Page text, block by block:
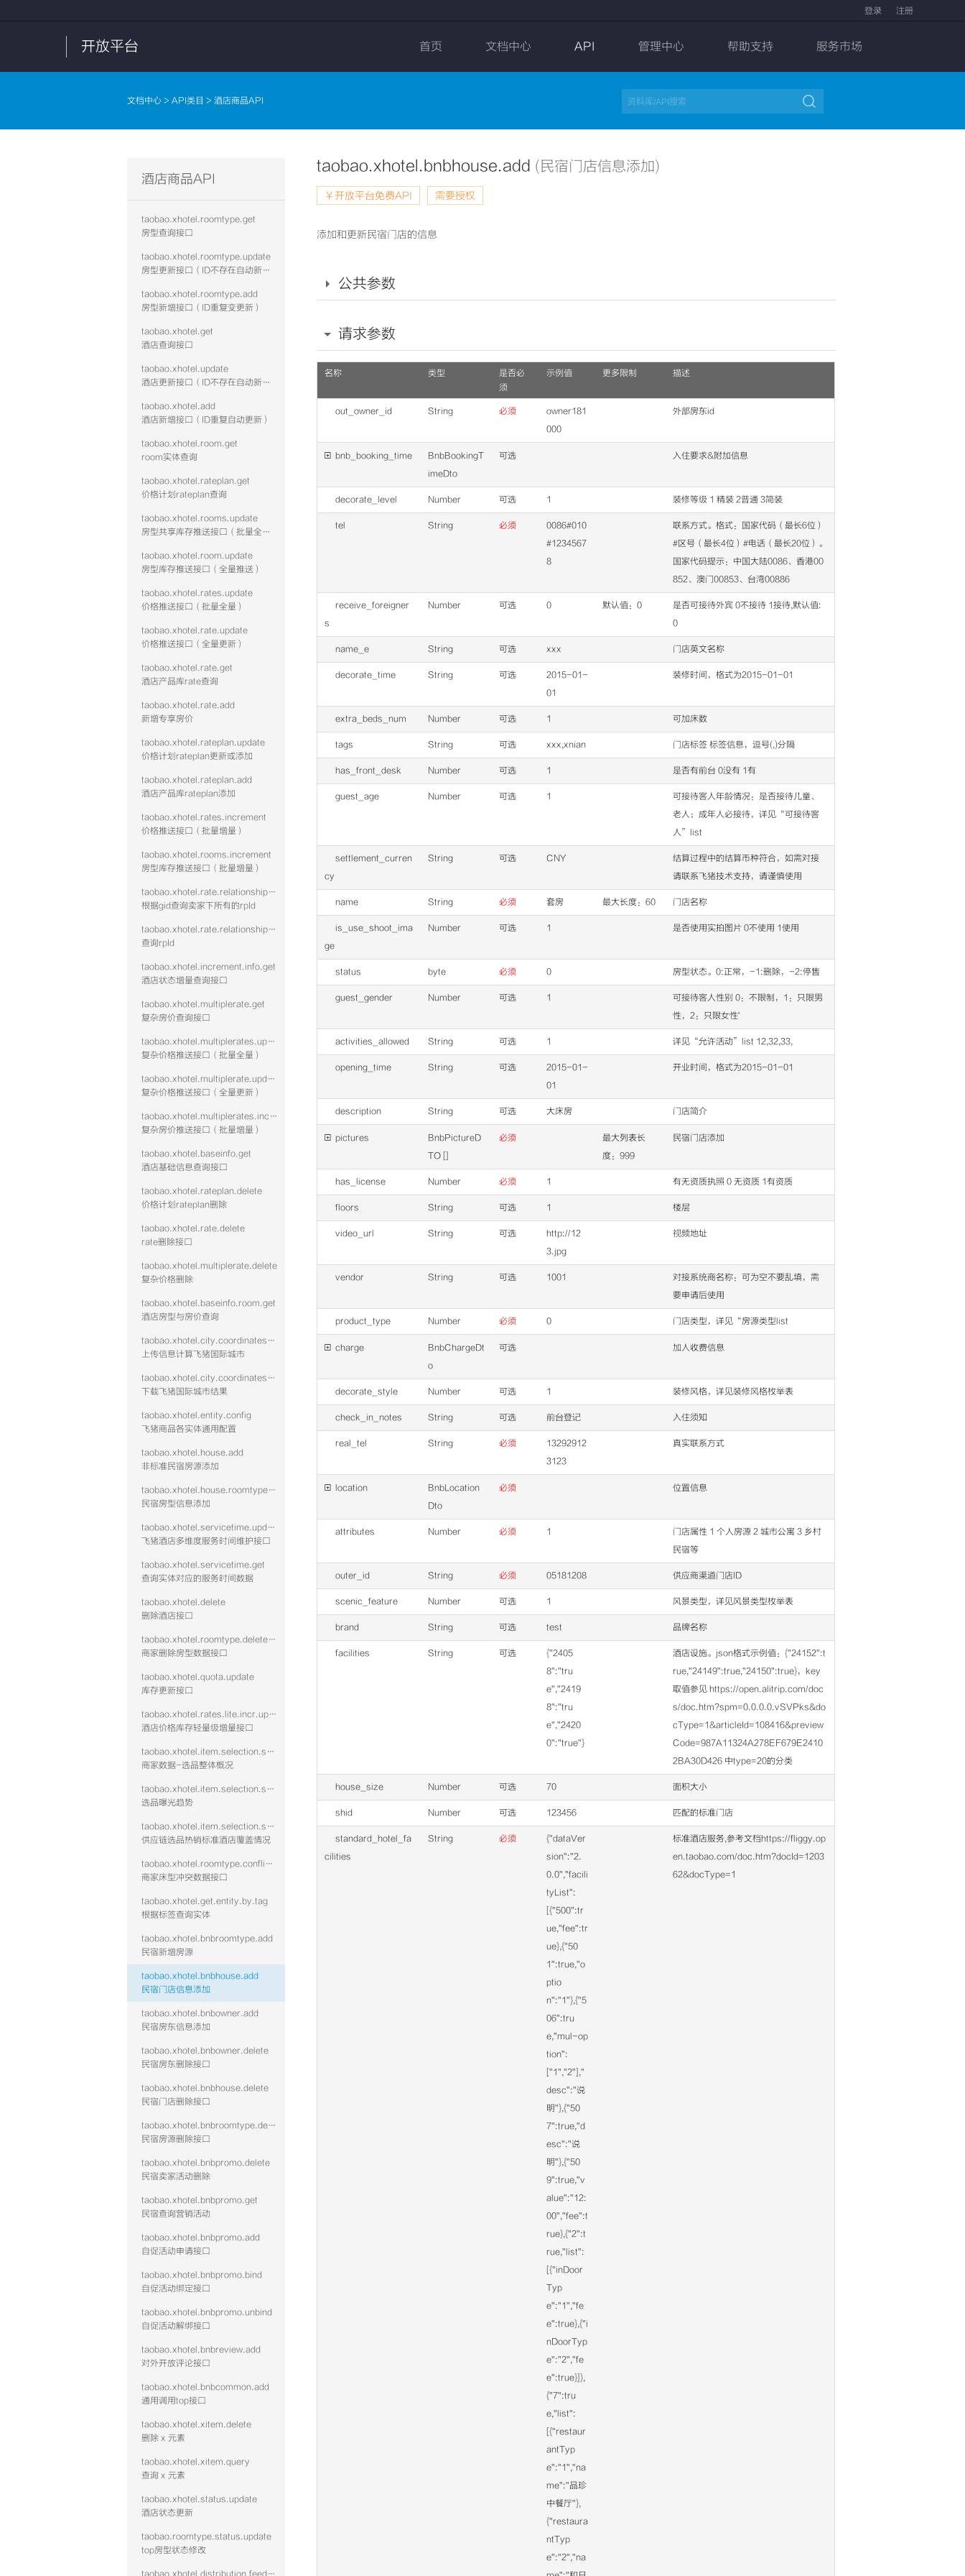
登录 注册
开放平台 首页 文档中心 API 管理中心 帮助支持 服务市场
文档中心 > API类目 > 酒店商品API 
酒店商品API
taobao.xhotel.roomtype.get
房型查询接口
taobao.xhotel.roomtype.update
房型更新接口（ID不存在自动新增）
taobao.xhotel.roomtype.add
房型新增接口（ID重复变更新）
taobao.xhotel.get
酒店查询接口
taobao.xhotel.update
酒店更新接口（ID不存在自动新增）
taobao.xhotel.add
酒店新增接口（ID重复自动更新）
taobao.xhotel.room.get
room实体查询
taobao.xhotel.rateplan.get
价格计划rateplan查询
taobao.xhotel.rooms.update
房型共享库存推送接口（批量全量）
taobao.xhotel.room.update
房型库存推送接口（全量推送）
taobao.xhotel.rates.update
价格推送接口（批量全量）
taobao.xhotel.rate.update
价格推送接口（全量更新）
taobao.xhotel.rate.get
酒店产品库rate查询
taobao.xhotel.rate.add
新增专享房价
taobao.xhotel.rateplan.update
价格计划rateplan更新或添加
taobao.xhotel.rateplan.add
酒店产品库rateplan添加
taobao.xhotel.rates.increment
价格推送接口（批量增量）
taobao.xhotel.rooms.increment
房型库存推送接口（批量增量）
taobao.xhotel.rate.relationshipwithrp.get
根据gid查询卖家下所有的rpId
taobao.xhotel.rate.relationshipwithroom.get
查询rpId
taobao.xhotel.increment.info.get
酒店状态增量查询接口
taobao.xhotel.multiplerate.get
复杂房价查询接口
taobao.xhotel.multiplerates.update
复杂价格推送接口（批量全量）
taobao.xhotel.multiplerate.update
复杂价格推送接口（全量更新）
taobao.xhotel.multiplerates.increment
复杂房价推送接口（批量增量）
taobao.xhotel.baseinfo.get
酒店基础信息查询接口
taobao.xhotel.rateplan.delete
价格计划rateplan删除
taobao.xhotel.rate.delete
rate删除接口
taobao.xhotel.multiplerate.delete
复杂价格删除
taobao.xhotel.baseinfo.room.get
酒店房型与房价查询
taobao.xhotel.city.coordinates.batch.upload
上传信息计算飞猪国际城市
taobao.xhotel.city.coordinates.batch.download
下载飞猪国际城市结果
taobao.xhotel.entity.config
飞猪商品各实体通用配置
taobao.xhotel.house.add
非标准民宿房源添加
taobao.xhotel.house.roomtype.add
民宿房型信息添加
taobao.xhotel.servicetime.update
飞猪酒店多维度服务时间维护接口
taobao.xhotel.servicetime.get
查询实体对应的服务时间数据
taobao.xhotel.delete
删除酒店接口
taobao.xhotel.roomtype.delete.public
商家删除房型数据接口
taobao.xhotel.quota.update
库存更新接口
taobao.xhotel.rates.lite.incr.update
酒店价格库存轻量级增量接口
taobao.xhotel.item.selection.seller.stat.summary
商家数据-选品整体概况
taobao.xhotel.item.selection.seller.stat.exposure
选品曝光趋势
taobao.xhotel.item.selection.seller.stat.hotshid
供应链选品热销标准酒店覆盖情况
taobao.xhotel.roomtype.conflict.data
商家床型冲突数据接口
taobao.xhotel.get.entity.by.tag
根据标签查询实体
taobao.xhotel.bnbroomtype.add
民宿新增房源
taobao.xhotel.bnbhouse.add
民宿门店信息添加
taobao.xhotel.bnbowner.add
民宿房东信息添加
taobao.xhotel.bnbowner.delete
民宿房东删除接口
taobao.xhotel.bnbhouse.delete
民宿门店删除接口
taobao.xhotel.bnbroomtype.delete
民宿房源删除接口
taobao.xhotel.bnbpromo.delete
民宿卖家活动删除
taobao.xhotel.bnbpromo.get
民宿查询营销活动
taobao.xhotel.bnbpromo.add
自促活动申请接口
taobao.xhotel.bnbpromo.bind
自促活动绑定接口
taobao.xhotel.bnbpromo.unbind
自促活动解绑接口
taobao.xhotel.bnbreview.add
对外开放评论接口
taobao.xhotel.bnbcommon.add
通用调用top接口
taobao.xhotel.xitem.delete
删除 x 元素
taobao.xhotel.xitem.query
查询 x 元素
taobao.xhotel.status.update
酒店状态更新
taobao.roomtype.status.update
top房型状态修改
taobao.xhotel.distribution.feed.hotel.query
taobao.xhotel.bnbhouse.add (民宿门店信息添加)
￥开放平台免费API 需要授权
添加和更新民宿门店的信息
公共参数
请求参数
名称 类型
是否必
须
示例值 更多限制 描述
out_owner_id String 必须
owner181
000
外部房东id
 bnb_booking_time
BnbBookingT
imeDto
可选 入住要求&附加信息
decorate_level Number 可选 1 装修等级 1 精装 2普通 3简装
tel String 必须
0086#010
#1234567
8
联系方式。格式：国家代码（最长6位）
#区号（最长4位）#电话（最长20位）。
国家代码提示：中国大陆0086、香港00
852、澳门00853、台湾00886
receive_foreigner
s
Number 可选 0 默认值：0
是否可接待外宾 0不接待 1接待,默认值:
0
name_e String 可选 xxx 门店英文名称
decorate_time String 可选
2015-01-
01
装修时间，格式为2015-01-01
extra_beds_num Number 可选 1 可加床数
tags String 可选 xxx,xnian 门店标签 标签信息，逗号(,)分隔
has_front_desk Number 可选 1 是否有前台 0没有 1有
guest_age Number 可选 1
可接待客人年龄情况：是否接待儿童、
老人；成年人必接待，详见“可接待客
人”list
settlement_curren
cy
String 可选 CNY
结算过程中的结算币种符合，如需对接
请联系飞猪技术支持，请谨慎使用
name String 必须 套房 最大长度：60 门店名称
is_use_shoot_ima
ge
Number 可选 1 是否使用实拍图片 0不使用 1使用
status byte 必须 0 房型状态。0:正常，-1:删除，-2:停售
guest_gender Number 可选 1
可接待客人性别 0：不限制，1：只限男
性，2：只限女性'
activities_allowed String 可选 1 详见“允许活动”list 12,32,33,
opening_time String 可选
2015-01-
01
开业时间，格式为2015-01-01
description String 可选 大床房 门店简介
 pictures
BnbPictureD
TO []
必须
最大列表长
度：999
民宿门店添加
has_license Number 必须 1 有无资质执照 0 无资质 1有资质
floors String 可选 1 楼层
video_url String 可选
http://12
3.jpg
视频地址
vendor String 可选 1001
对接系统商名称：可为空不要乱填，需
要申请后使用
product_type Number 必须 0 门店类型，详见“房源类型list
 charge
BnbChargeDt
o
可选 加人收费信息
decorate_style Number 可选 1 装修风格，详见装修风格枚举表
check_in_notes String 可选 前台登记 入住须知
real_tel String 必须
13292912
3123
真实联系方式
 location
BnbLocation
Dto
必须 位置信息
attributes Number 必须 1
门店属性 1 个人房源 2 城市公寓 3 乡村
民宿等
outer_id String 必须 05181208 供应商渠道门店ID
scenic_feature Number 可选 1 风景类型，详见风景类型枚举表
brand String 可选 test 品牌名称
facilities String 可选
{"2405
8":"tru
e","2419
8":"tru
e","2420
0":"true"}
酒店设施。json格式示例值：{"24152":t
rue,"24149":true,"24150":true}，key
取值参见 https://open.alitrip.com/doc
s/doc.htm?spm=0.0.0.0.vSVPks&do
cType=1&articleId=108416&preview
Code=987A11324A278EF679E2410
2BA30D426 中type=20的分类
house_size Number 可选 70 面积大小
shid Number 可选 123456 匹配的标准门店
standard_hotel_fa
cilities
String 必须
{"dataVer
sion":"2.
0.0","facili
tyList":
[{"500":tr
ue,"fee":tr
ue},{"50
1":true,"o
ptio
n":"1"},{"5
06":tru
e,"mul-op
tion":
["1","2"],"
desc":"说
明"},{"50
7":true,"d
esc":"说
明"},{"50
9":true,"v
alue":"12:
00","fee":t
rue},{"2":t
rue,"list":
[{"inDoor
Typ
e":"1","fe
e":true},{"i
nDoorTyp
e":"2","fe
e":true}]},
{"7":tru
e,"list":
[{"restaur
antTyp
e":"1","na
me":"品珍
中餐厅"},
{"restaura
ntTyp
e":"2","na
标准酒店服务,参考文档https://fliggy.op
en.taobao.com/doc.htm?docId=1203
62&docType=1